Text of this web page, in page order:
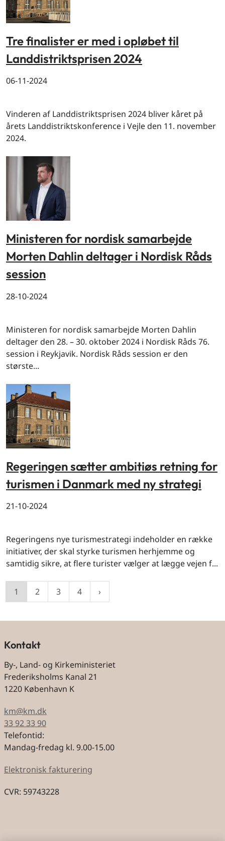
Tre finalister er med i opløbet til
Landdistriktsprisen 2024
06-11-2024
Vinderen af Landdistriktsprisen 2024 bliver kåret på
årets Landdistriktskonference i Vejle den 11. november
2024.
Ministeren for nordisk samarbejde
Morten Dahlin deltager i Nordisk Råds
session
28-10-2024
Ministeren for nordisk samarbejde Morten Dahlin
deltager den 28. – 30. oktober 2024 i Nordisk Råds 76.
session i Reykjavik. Nordisk Råds session er den
største...
Regeringen sætter ambitiøs retning for
turismen i Danmark med ny strategi
21-10-2024
Regeringens nye turismestrategi indeholder en række
initiativer, der skal styrke turismen herhjemme og
samtidig sikre, at flere turister vælger at lægge vejen f...
1 2 3 4
Kontakt
By-, Land- og Kirkeministeriet
Frederiksholms Kanal 21
1220 København K
km@km.dk
33 92 33 90
Telefontid:
Mandag-fredag kl. 9.00-15.00
Elektronisk fakturering
CVR: 59743228